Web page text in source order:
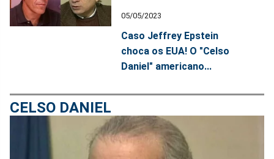
05/05/2023
Caso Jeffrey Epstein
choca os EUA! O "Celso
Daniel" americano...
CELSO DANIEL